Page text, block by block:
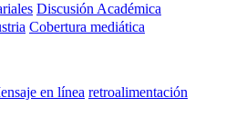
Discusión Académica
Cobertura mediática
en línea retroalimentación